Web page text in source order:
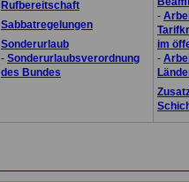
Rufbereitschaft
Sabbatregelungen
Sonderurlaub
- Sonderurlaubsverordnung
des Bundes
-
im
-